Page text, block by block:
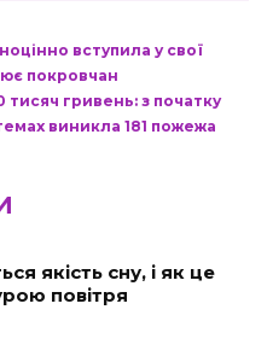
вступила у свої
покровчан
гривень: з початку
виникла 181 пожежа
якість сну, і як це
повітря